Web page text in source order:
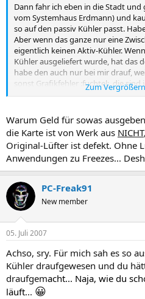
Dann fahr ich eben in die Stadt und
vom Systemhaus Erdmann) und
so auf den passiv Kühler passt.
Aber wenn das ganze nur eine
eigentlich keinen Aktiv-Kühler.
Kühler ausgeliefert wurde, hat das
habe den auch nur bei mir drauf,
sonst Grafikfehler :fuchtel:, die sind
Kühler weg. Meine ist ja keine
Zum
Warum Geld für sowas
die Karte ist von Werk aus NICHT
Original-Lüfter ist defekt. Ohne
Anwendungen zu Freezes...
PC-Freak91
New member
05. Juli 2007
Achso, sry. Für mich sah es so
Kühler draufgewesen und du
draufgemacht... Naja, wie du
läuft... 😀